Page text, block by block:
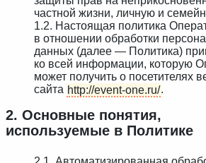
частной жизни, личную и
1.2. Настоящая политика
в отношении обработки
данных (далее — Политика)
ко всей информации, которую
может получить о посетителях
сайта http://event-one.ru/.
2. Основные понятия,
используемые в Политике